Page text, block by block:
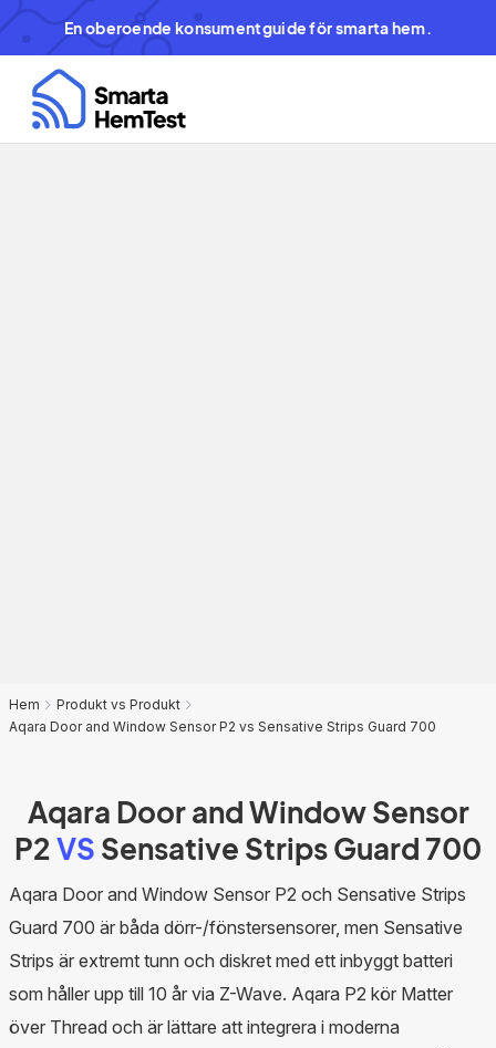
En oberoende konsumentguide för smarta hem.
Hem
Produkt vs Produkt
Aqara Door and Window Sensor P2 vs Sensative Strips Guard 700
Aqara Door and Window Sensor
P2VS Sensative Strips Guard 700
Aqara Door and Window Sensor P2 och Sensative Strips
Guard 700 är båda dörr-/fönstersensorer, men Sensative
Strips är extremt tunn och diskret med ett inbyggt batteri
som håller upp till 10 år via Z-Wave. Aqara P2 kör Matter
över Thread och är lättare att integrera i moderna